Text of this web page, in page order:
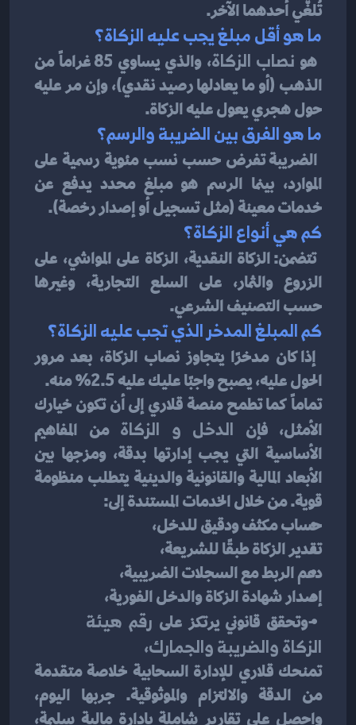
تُلغّي أحدهما الآخر.
ما هو أقل مبلغ يجب عليه الزكاة؟
هو نصاب الزكاة
حول هجري يعول عليه الزكاة.
ما هو الفرق بين الضريبة والرسم؟
خدمات معينة (مثل تسجيل أو إصدار رخصة).
كم هي أنواع الزكاة؟
حسب التصنيف الشرعي.
كم المبلغ المدخر الذي تجب عليه الزكاة؟
إذا كان مدخرًا يتجاوز نصاب الزكاة، بعد مرور
الحول عليه، يصبح واجبًا عليك عليه 2.5% منه.
الأمثل، فإن الدخل و الزكاة
قوية. من خلال الخدمات المستندة إلى:
حساب مكثف ودقيق للدخل،
تقدير الزكاة طبقًا للشريعة،
دعم الربط مع السجلات الضريبية،
إصدار شهادة الزكاة والدخل الفورية،
-وتحقق قانوني يرتكز على
الزكاة والضريبة والجمارك،